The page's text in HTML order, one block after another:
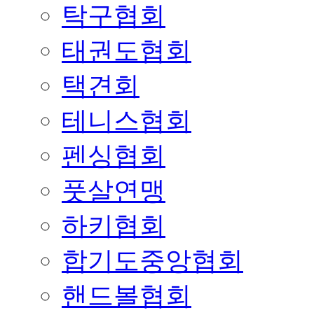
탁구협회
태권도협회
택견회
테니스협회
펜싱협회
풋살연맹
하키협회
합기도중앙협회
핸드볼협회